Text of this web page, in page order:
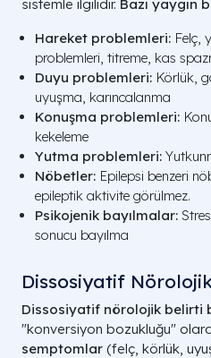
sistemle ilgilidir. Bazı yaygın
Hareket problemleri: Felç,
problemleri, titreme, kas
Duyu problemleri: Körlük,
uyuşma, karıncalanma
Konuşma problemleri:
kekeleme
Yutma problemleri:
Nöbetler: Epilepsi benzeri
epileptik aktivite görülmez.
Psikojenik bayılmalar:
sonucu bayılma
Dissosiyatif
Dissosiyatif nörolojik belirti
"konversiyon bozukluğu"
semptomlar (felç, körlük,